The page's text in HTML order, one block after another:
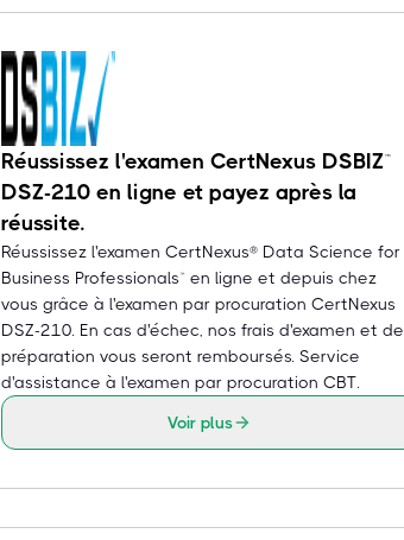
Réussissez l'examen CertNexus DSBIZ™
DSZ-210 en ligne et payez après la
réussite.
Réussissez l'examen CertNexus® Data Science for
Business Professionals™ en ligne et depuis chez
vous grâce à l'examen par procuration CertNexus
DSZ-210. En cas d'échec, nos frais d'examen et de
préparation vous seront remboursés. Service
d'assistance à l'examen par procuration CBT.
Voir plus